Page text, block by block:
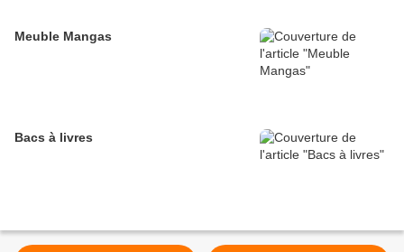
Meuble Mangas
Bacs à livres